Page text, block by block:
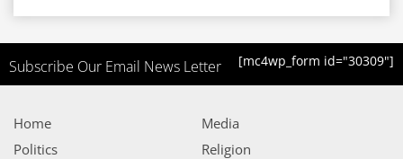
Subscribe Our Email News Letter [mc4wp_form id="30309"]
Home
Politics
Media
Religion